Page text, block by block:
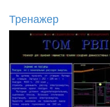
Тренажер